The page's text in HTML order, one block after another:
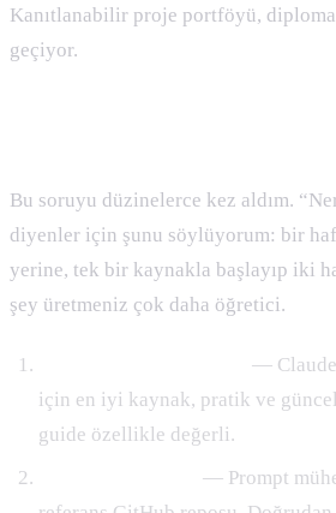
Kanıtlanabilir proje portföyü, diploma
geçiyor.
Bu soruyu düzinelerce kez aldım.
diyenler için şunu söylüyorum: bir
yerine, tek bir kaynakla başlayıp iki
şey üretmeniz çok daha öğretici.
— Claude
için en iyi kaynak, pratik ve
guide özellikle değerli.
— Prompt